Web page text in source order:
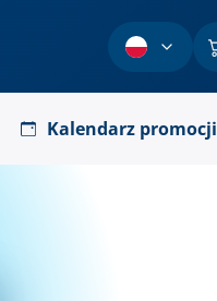
Kalendarz promocji